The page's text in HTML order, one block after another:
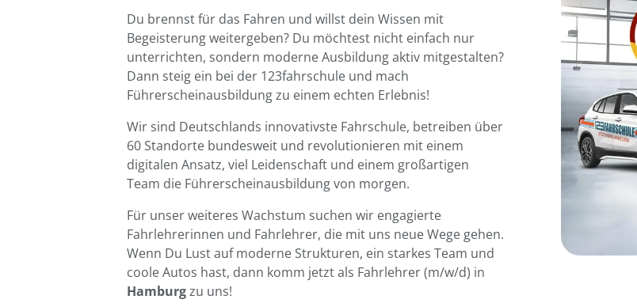
Du brennst für das Fahren und willst dein Wissen mit
Begeisterung weitergeben? Du möchtest nicht einfach nur
unterrichten, sondern moderne Ausbildung aktiv mitgestalten?
Dann steig ein bei der 123fahrschule und mach
Führerscheinausbildung zu einem echten Erlebnis!
Wir sind Deutschlands innovativste Fahrschule, betreiben über
60 Standorte bundesweit und revolutionieren mit einem
digitalen Ansatz, viel Leidenschaft und einem großartigen
Team die Führerscheinausbildung von morgen.
Für unser weiteres Wachstum suchen wir engagierte
Fahrlehrerinnen und Fahrlehrer, die mit uns neue Wege gehen.
Wenn Du Lust auf moderne Strukturen, ein starkes Team und
coole Autos hast, dann komm jetzt als Fahrlehrer (m/w/d) in
Hamburgzu uns!